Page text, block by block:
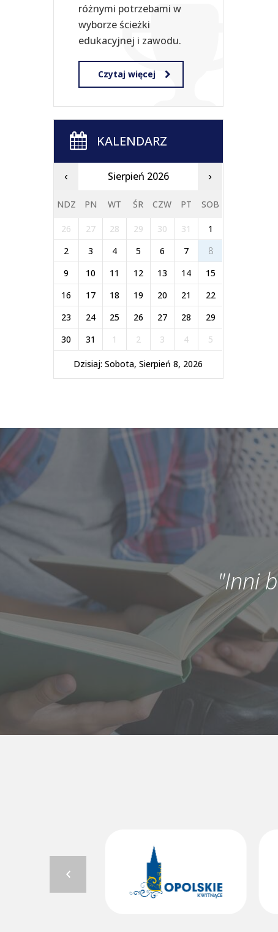
różnymi potrzebami w
wyborze ścieżki
edukacyjnej i zawodu.
Czytaj więcej
KALENDARZ
‹ Sierpień 2026 ›
NDZ PN WT ŚR CZW PT SOB
26 27 28 29 30 31
1
2
3 4 5 6 7
8
9
10 11 12 13 14
15
16
17 18 19 20 21
22
23
24 25 26 27 28
29
30
31 1 2 3 4 5
Dzisiaj: Sobota, Sierpień 8, 2026
"Inni